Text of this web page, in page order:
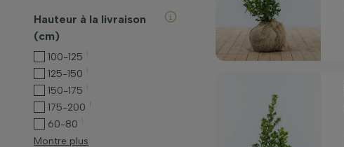
Hauteur à la livraison
(cm)
100-125
125-150
150-175
175-200
60-80
Montre plus